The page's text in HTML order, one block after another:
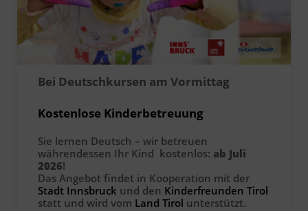
Ingenieurzertifizierung
Deutsch und Integration
Akademisches Studienzentrum
BFI Reutte
Bei Deutschkursen am Vormittag
Kostenlose Kinderbetreuung
Sie lernen Deutsch – wir betreuen
währendessen Ihr Kind kostenlos: ab Juli
2026!
Das Angebot findet in Kooperation mit der
Stadt Innsbruck und den Kinderfreunden Tirol
statt und wird vom Land Tirol unterstützt.